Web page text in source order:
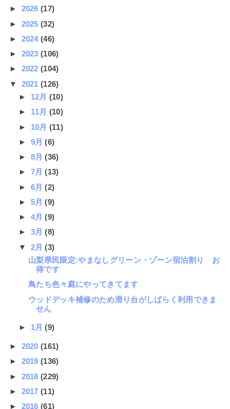
► 2026(17)
► 2025(32)
► 2024(46)
► 2023(106)
► 2022(104)
▼ 2021(126)
► 12月 (10)
► 11月 (10)
► 10月 (11)
► 9月(6)
► 8月(36)
► 7月(13)
► 6月(2)
► 5月(9)
► 4月(9)
► 3月(8)
▼ 2月(3)
山梨県民限定:やまなしグリーン・ゾーン宿泊割り お
得です
鳥たち色々庭にやってきてます
ウッドデッキ補修のため滑り台がしばらく利用できま
せん
► 1月(9)
► 2020(161)
► 2019(136)
► 2018(229)
► 2017(11)
► 2016(61)